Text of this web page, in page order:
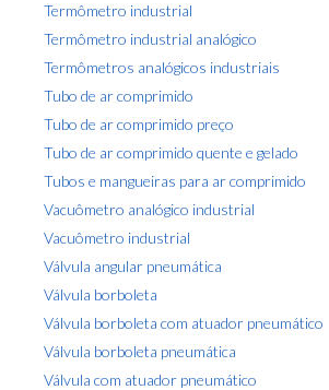
Termômetro industrial
Termômetro industrial analógico
Termômetros analógicos industriais
Tubo de ar comprimido
Tubo de ar comprimido preço
Tubo de ar comprimido quente e gelado
Tubos e mangueiras para ar comprimido
Vacuômetro analógico industrial
Vacuômetro industrial
Válvula angular pneumática
Válvula borboleta
Válvula borboleta com atuador pneumático
Válvula borboleta pneumática
Válvula com atuador pneumático